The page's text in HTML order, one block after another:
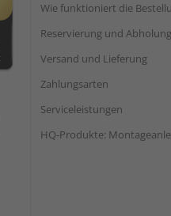
Wie funktioniert die
Reservierung und Abholung
Versand und Lieferung
Zahlungsarten
Serviceleistungen
HQ-Produkte: